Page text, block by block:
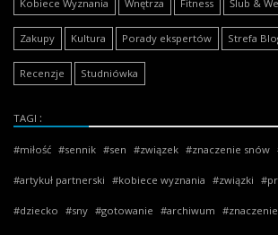
Kobiece Wyznania Wnętrza Fitness Ślub &
Zakupy Kultura Porady ekspertów Strefa
Recenzje Studniówka
TAGI
miłość sennik sen związek znaczenie snów
artykuł partnerski kobiece wyznania związki
dziecko sny gotowanie archiwum